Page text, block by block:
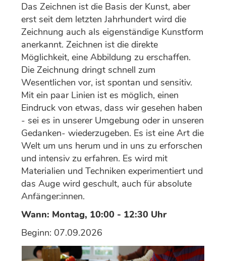
Das Zeichnen ist die Basis der Kunst, aber
erst seit dem letzten Jahrhundert wird die
Zeichnung auch als eigenständige Kunstform
anerkannt. Zeichnen ist die direkte
Möglichkeit, eine Abbildung zu erschaffen.
Die Zeichnung dringt schnell zum
Wesentlichen vor, ist spontan und sensitiv.
Mit ein paar Linien ist es möglich, einen
Eindruck von etwas, dass wir gesehen haben
- sei es in unserer Umgebung oder in unseren
Gedanken- wiederzugeben. Es ist eine Art die
Welt um uns herum und in uns zu erforschen
und intensiv zu erfahren. Es wird mit
Materialien und Techniken experimentiert und
das Auge wird geschult, auch für absolute
Anfänger:innen.
Wann: Montag, 10:00 - 12:30 Uhr
Beginn: 07.09.2026